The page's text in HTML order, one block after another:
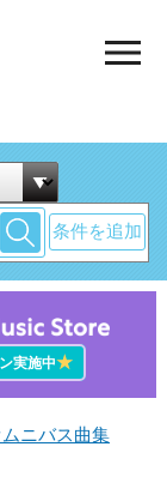
条件を追加
実施中★
ムニバス曲集